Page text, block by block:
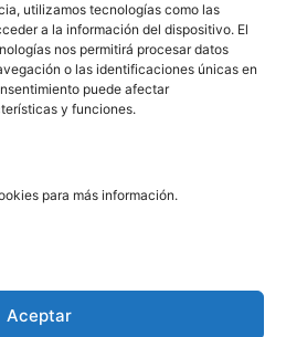
utilizamos tecnologías como las
a la información del dispositivo. El
nos permitirá procesar datos
o las identificaciones únicas en
puede afectar
y funciones.
para más información.
Aceptar
| Films
PRL | Play
PRL | LAB
Noticias
Legal